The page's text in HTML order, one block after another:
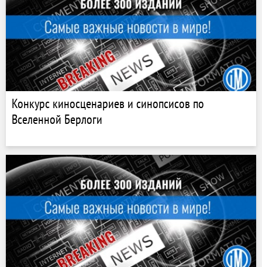
Конкурс киносценариев и синопсисов по
Вселенной Берлоги